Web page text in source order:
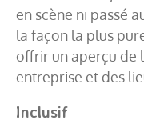
en scène ni passé
la façon la plus
offrir un aperçu de
entreprise et des
Inclusif